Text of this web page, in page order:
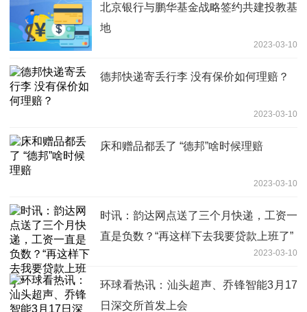
北京银行与鹏华基金战略签约共建投教基
地
2023-03-10
德邦快递寄丢行李 没有保价如何理赔？
2023-03-10
床和赠品都丢了 “德邦”啥时候理赔
2023-03-10
时讯：韵达网点送了三个月快递，工资一
直是负数？“再这样下去我要贷款上班了”
2023-03-10
环球看热讯：汕头超声、乔锋智能3月17
日深交所首发上会